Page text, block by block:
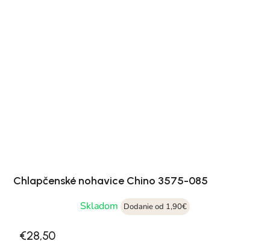
Chlapčenské nohavice Chino 3575-085
Skladom
Dodanie od 1,90€
€28,50